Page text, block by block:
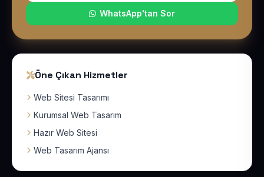
WhatsApp'tan Sor
Öne Çıkan Hizmetler
Web Sitesi Tasarımı
Kurumsal Web Tasarım
Hazır Web Sitesi
Web Tasarım Ajansı